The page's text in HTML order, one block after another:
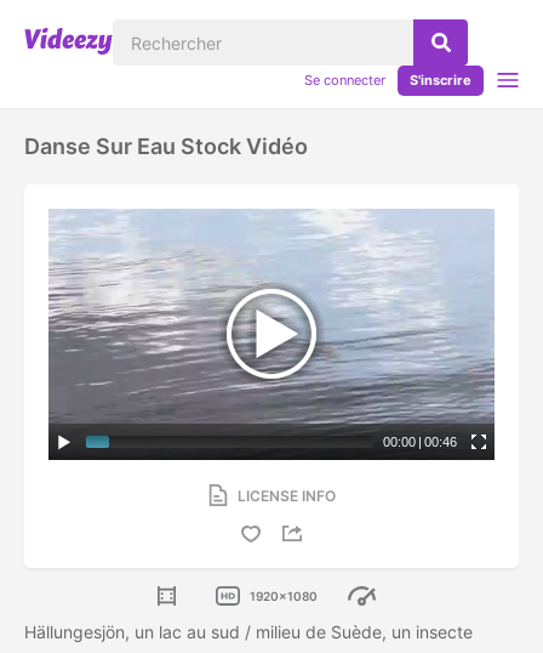
Se connecter S'inscrire
Danse Sur Eau Stock Vidéo
00:00 | 00:46
LICENSE INFO
1920x1080
Hällungesjön, un lac au sud / milieu de Suède, un insecte